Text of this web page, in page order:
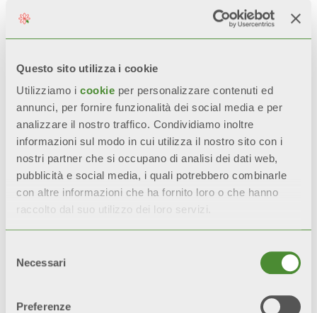
Questo sito utilizza i cookie
Utilizziamo i cookie per personalizzare contenuti ed
annunci, per fornire funzionalità dei social media e per
analizzare il nostro traffico. Condividiamo inoltre
informazioni sul modo in cui utilizza il nostro sito con i
nostri partner che si occupano di analisi dei dati web,
pubblicità e social media, i quali potrebbero combinarle
con altre informazioni che ha fornito loro o che hanno
raccolto dal suo utilizzo dei loro servizi.
delNecessari
Preferenze
radiatori con doppia
verniciatura rimangono
inalterati il 200% in più
rispetto ai radiatori con
un solo strato di vernice.
*test di riferimento:
nebbia salina e
umidostatico